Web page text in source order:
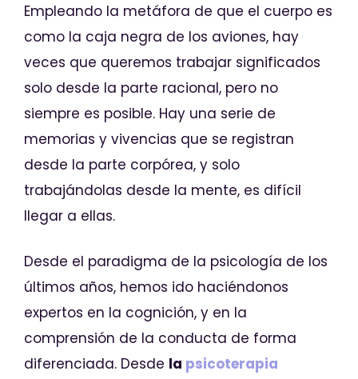
Empleando la metáfora de que el cuerpo es
como la caja negra de los aviones, hay
veces que queremos trabajar significados
solo desde la parte racional, pero no
siempre es posible. Hay una serie de
memorias y vivencias que se registran
desde la parte corpórea, y solo
trabajándolas desde la mente, es difícil
llegar a ellas.
Desde el paradigma de la psicología de los
últimos años, hemos ido haciéndonos
expertos en la cognición, y en la
comprensión de la conducta de forma
diferenciada. Desde la psicoterapia